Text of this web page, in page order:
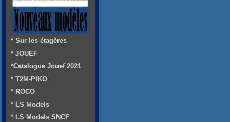
* Sur les étagères
* JOUEF
*Catalogue Jouef 2021
* T2M-PIKO
* ROCO
* LS Models
* LS Models SNCF